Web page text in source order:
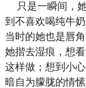
只是一瞬间，
到不喜欢喝纯牛
当时的她也是唇
她揩去湿痕，想
这样做；想到小
暗自为朦胧的情